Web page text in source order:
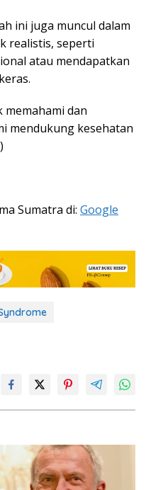
ini juga muncul dalam
realistis, seperti
atau mendapatkan
dan
mendukung kesehatan
Sumatra di: Google